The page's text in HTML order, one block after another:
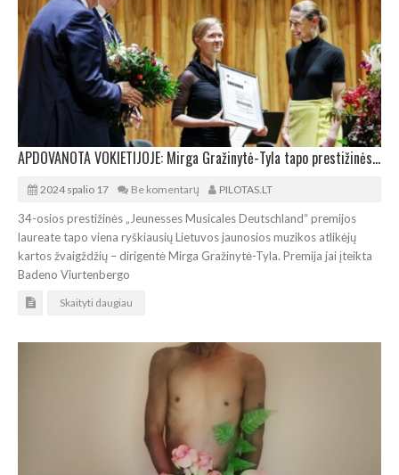
APDOVANOTA VOKIETIJOJE: Mirga Gražinytė-Tyla tapo prestižinės premijos laureate
2024 spalio 17 Be komentarų PILOTAS.LT
34-osios prestižinės „Jeunesses Musicales Deutschland“ premijos
laureate tapo viena ryškiausių Lietuvos jaunosios muzikos atlikėjų
kartos žvaigždžių – dirigentė Mirga Gražinytė-Tyla. Premija jai įteikta
Badeno Viurtenbergo
Skaityti daugiau